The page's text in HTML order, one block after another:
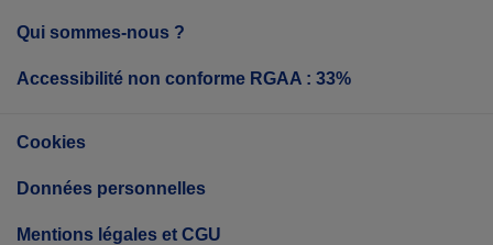
Qui sommes-nous ?
Accessibilité non conforme RGAA : 33%
Cookies
Données personnelles
Mentions légales et CGU